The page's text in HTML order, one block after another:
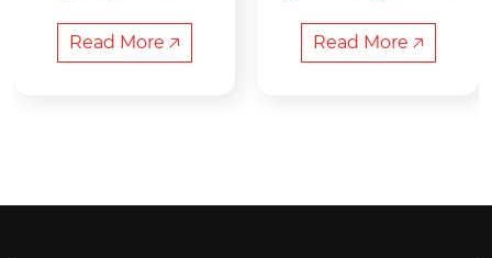
а для печей Хофман
а и туннельных печ
Read More 🡥
Восьмиугольная сва
рочная плита обыч
Read More 🡥